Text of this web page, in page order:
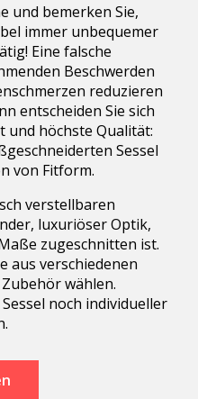
und bemerken Sie,
immer unbequemer
Eine falsche
Beschwerden
reduzieren
entscheiden Sie sich
höchste Qualität:
Sessel
von Fitform.
verstellbaren
luxuriöser Optik,
zugeschnitten ist.
aus verschiedenen
wählen.
noch individueller